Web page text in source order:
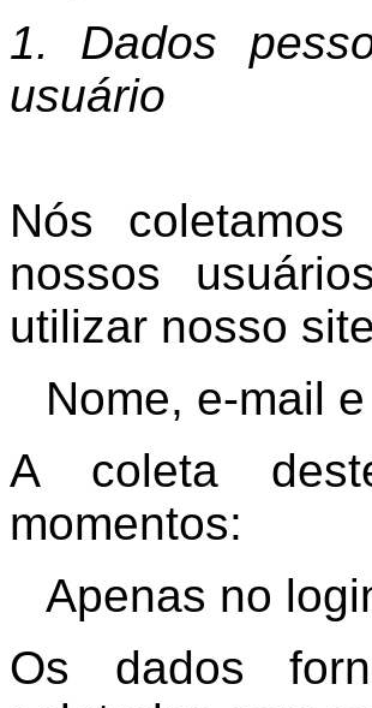
1. Dados
usuário
Nós
nossos
utilizar nosso
Nome, e-mail
A coleta
momentos:
Apenas no
Os dados